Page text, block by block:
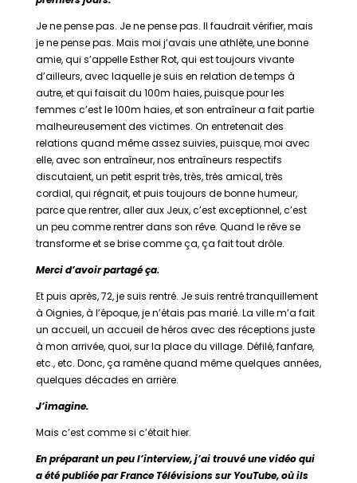
Je ne pense pas. Je ne pense pas. Il faudrait vérifier, mais
je ne pense pas. Mais moi j’avais une athlète, une bonne
amie, qui s’appelle Esther Rot, qui est toujours vivante
d’ailleurs, avec laquelle je suis en relation de temps à
autre, et qui faisait du 100m haies, puisque pour les
femmes c’est le 100m haies, et son entraîneur a fait partie
malheureusement des victimes. On entretenait des
relations quand même assez suivies, puisque, moi avec
elle, avec son entraîneur, nos entraîneurs respectifs
discutaient, un petit esprit très, très, très amical, très
cordial, qui régnait, et puis toujours de bonne humeur,
parce que rentrer, aller aux Jeux, c’est exceptionnel, c’est
un peu comme rentrer dans son rêve. Quand le rêve se
transforme et se brise comme ça, ça fait tout drôle.
Merci d’avoir partagé ça.
Et puis après, 72, je suis rentré. Je suis rentré tranquillement
à Oignies, à l’époque, je n’étais pas marié. La ville m’a fait
un accueil, un accueil de héros avec des réceptions juste
à mon arrivée, quoi, sur la place du village. Défilé, fanfare,
etc., etc. Donc, ça ramène quand même quelques années,
quelques décades en arrière.
J’imagine.
Mais c’est comme si c’était hier.
En préparant un peu l’interview, j’ai trouvé une vidéo qui
a été publiée par France Télévisions sur YouTube, où ils